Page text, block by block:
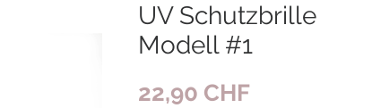
UV Schutzbrille
Modell #1
22,90 CHFPrix